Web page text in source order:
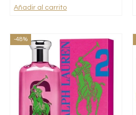
Añadir al carrito
-48%